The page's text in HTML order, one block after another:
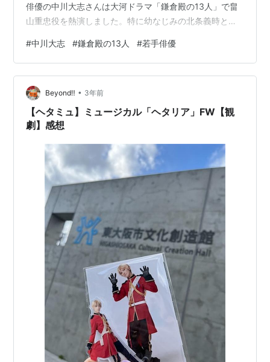
俳優の中川大志さんは大河ドラマ「鎌倉殿の13人」で畠
山重忠役を熱演しました。特に幼なじみの北条義時との
た演技が評判を呼びました。小栗さんは中川さんについ
て、「24歳という年齢ですごく自分の意見もしっかり持
っていて非常に頼もしい」と語っています。この作品で
は、中川さんが小学5年生で俳優デビューし、わずか2年
後には大ヒットドラマで強い印象を残しました。2019年
には日本アカデミー賞の新人俳…
#中川大志 #鎌倉殿の13人 #若手俳優
Beyond‼ • 3年前
【ヘタミュ】ミュージカル「ヘタリア」FW【観
劇】感想